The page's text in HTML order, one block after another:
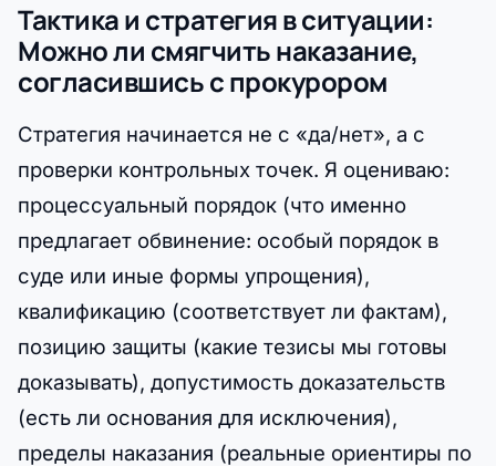
Тактика и стратегия в ситуации:
Можно ли смягчить наказание,
согласившись с прокурором
Стратегия начинается не с «да/нет», а с
проверки контрольных точек. Я оцениваю:
процессуальный порядок (что именно
предлагает обвинение: особый порядок в
суде или иные формы упрощения),
квалификацию (соответствует ли фактам),
позицию защиты (какие тезисы мы готовы
доказывать), допустимость доказательств
(есть ли основания для исключения),
пределы наказания (реальные ориентиры по